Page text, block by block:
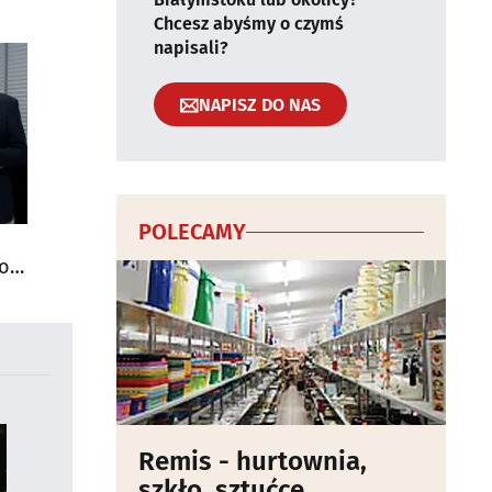
Chcesz abyśmy o czymś
napisali?
NAPISZ DO NAS
POLECAMY
Remis - hurtownia,